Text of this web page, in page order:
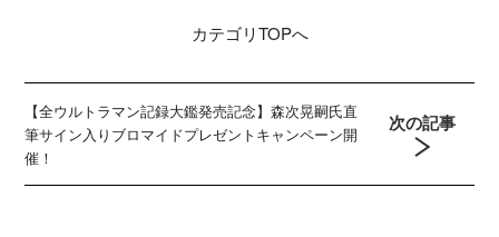
カテゴリTOPへ
【全ウルトラマン記録大鑑発売記念】森次晃嗣氏直
筆サイン入りブロマイドプレゼントキャンペーン開
催！
次の記事